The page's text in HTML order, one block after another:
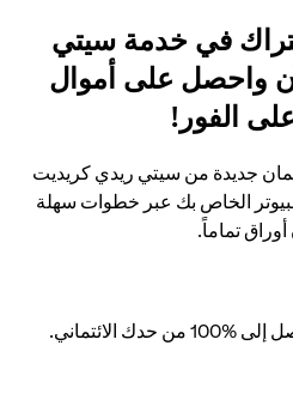
في خدمة سيتي
واحصل على أموال
الفور!
جديدة من سيتي ريدي كريديت
الخاص بك عبر خطوات سهلة
تماماً.
حدك الائتماني.